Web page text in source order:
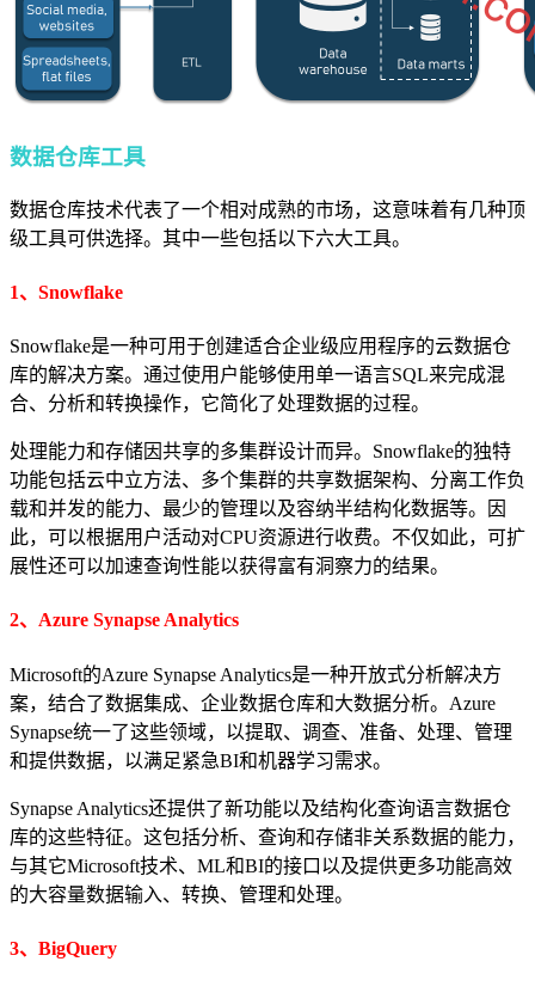
数据仓库工具
数据仓库技术代表了一个相对成熟的市场，这意味着有几种顶
级工具可供选择。其中一些包括以下六大工具。
1、Snowflake
Snowflake是一种可用于创建适合企业级应用程序的云数据仓
库的解决方案。通过使用户能够使用单一语言SQL来完成混
合、分析和转换操作，它简化了处理数据的过程。
处理能力和存储因共享的多集群设计而异。Snowflake的独特
功能包括云中立方法、多个集群的共享数据架构、分离工作负
载和并发的能力、最少的管理以及容纳半结构化数据等。因
此，可以根据用户活动对CPU资源进行收费。不仅如此，可扩
展性还可以加速查询性能以获得富有洞察力的结果。
2、Azure Synapse Analytics
Microsoft的Azure Synapse Analytics是一种开放式分析解决方
案，结合了数据集成、企业数据仓库和大数据分析。Azure
Synapse统一了这些领域，以提取、调查、准备、处理、管理
和提供数据，以满足紧急BI和机器学习需求。
Synapse Analytics还提供了新功能以及结构化查询语言数据仓
库的这些特征。这包括分析、查询和存储非关系数据的能力，
与其它Microsoft技术、ML和BI的接口以及提供更多功能高效
的大容量数据输入、转换、管理和处理。
3、BigQuery